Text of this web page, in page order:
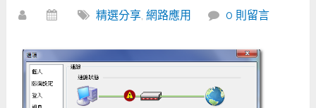
精選分享,網路應用 0 則留言